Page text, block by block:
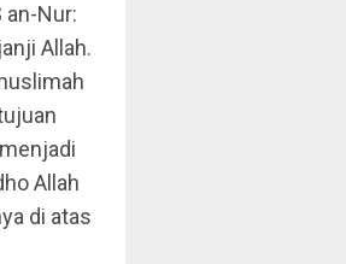
an-Nur:
Allah.
Allah
di atas